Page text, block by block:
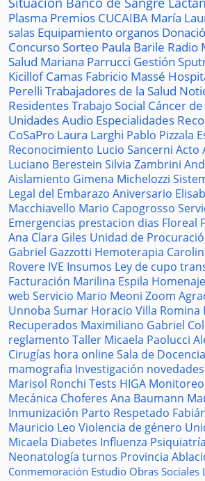
Plasma Premios CUCAIBA María
salas Equipamiento organos
ConcursoSorteo Paula Barile Radio
Salud Mariana Parrucci Gestión
KicillofCamas Fabricio Massé
Perelli Trabajadores de la Salud
ResidentesTrabajo Social Cáncer
UnidadesAudio Especialidades
CoSaPro Laura Larghi Pablo Pizzala
Reconocimiento Lucio Sancerni Acto
Luciano Berestein Silvia Zambrini
Aislamiento Gimena Michelozzi
Legal del Embarazo Aniversario
Macchiavello Mario Capogrosso
Emergencias prestacion dias Floreal
Ana Clara Giles Unidad de
Gabriel Gazzotti Hemoterapia
Rovere IVE Insumos Ley de cupo
Facturación Marilina Espila Homenaje
web Servicio Mario Meoni Zoom
Unnoba Sumar Horacio Villa Romina
Recuperados Maximiliano Gabriel
reglamento Taller Micaela Paolucci
Cirugías hora onlineSala de
mamografia Investigación novedades
Marisol Ronchi Tests HIGA Monitoreo
Mecánica Choferes Ana Baumann
Inmunización Parto Respetado
Mauricio Leo Violencia de género
Micaela Diabetes Influenza Psiquiatría
Neonatología turnos Provincia
Conmemoración Estudio Obras Sociales